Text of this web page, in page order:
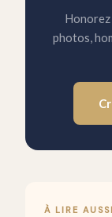
Honorez
photos,
À LIRE AUSSI